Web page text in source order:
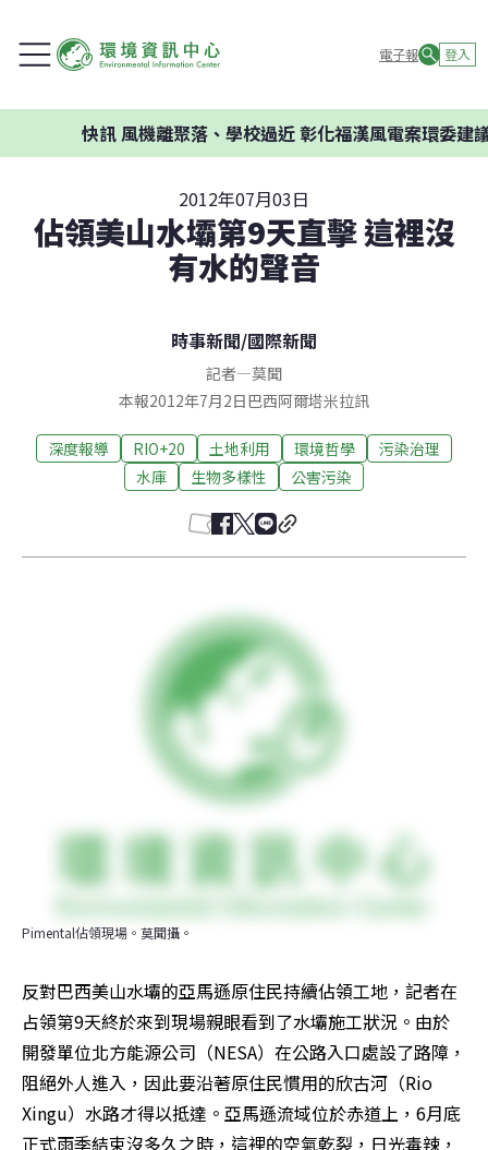
電子報 登入
風機離聚落、學校過近 彰化福漢風電案環委建議不應
2012年07月03日
佔領美山水壩第9天直擊 這裡沒
有水的聲音
時事新聞/國際新聞
記者—莫聞
本報2012年7月2日巴西阿爾塔米拉訊
深度報導 RIO+20 土地利用 環境哲學
污染治理
水庫
生物多樣性 公害污染
Pimental佔領現場。莫聞攝。
反對巴西美山水壩的亞馬遜原住民持續佔領工地，記者在
占領第9天終於來到現場親眼看到了水壩施工狀況。由於
開發單位北方能源公司（NESA）在公路入口處設了路障，
阻絕外人進入，因此要沿著原住民慣用的欣古河（Rio
Xingu）水路才得以抵達。亞馬遜流域位於赤道上，6月底
正式雨季結束沒多久之時，這裡的空氣乾裂，日光毒辣，